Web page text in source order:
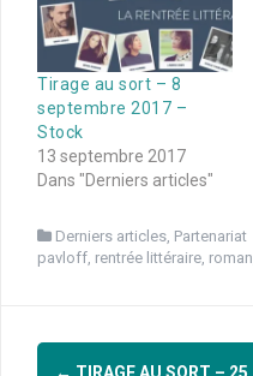
Tirage au sort – 8
septembre 2017 –
Stock
13 septembre 2017
Dans "Derniers articles"
Derniers articles, Partenariat
pavloff, rentrée littéraire, roman
Navigation